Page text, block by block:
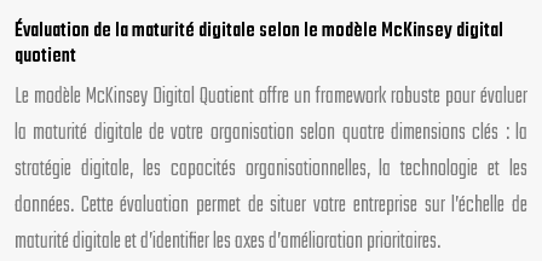
Évaluation de la maturité digitale selon le modèle McKinsey digital
quotient
Le modèle McKinsey Digital Quotient offre un framework robuste pour évaluer
la maturité digitale de votre organisation selon quatre dimensions clés : la
stratégie digitale, les capacités organisationnelles, la technologie et les
données. Cette évaluation permet de situer votre entreprise sur l’échelle de
maturité digitale et d’identifier les axes d’amélioration prioritaires.